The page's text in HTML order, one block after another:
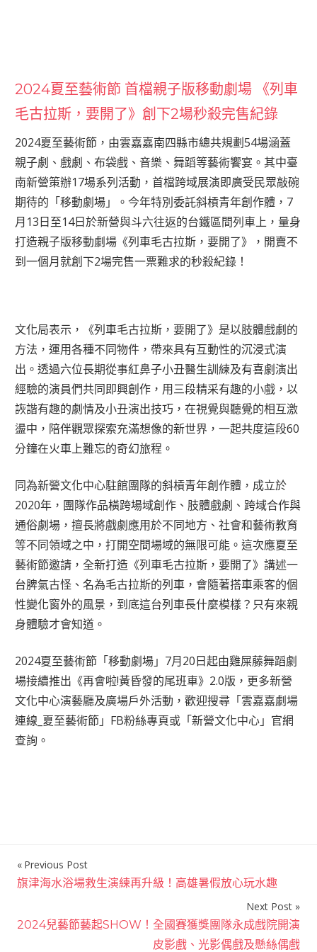
2024夏至藝術節 首檔親子版移動劇場 《列車
毛古拉斯，要開了》創下2場秒殺完售紀錄
2024夏至藝術節，由雲嘉嘉南四縣市總共規劃54場涵蓋
親子劇、戲劇、布袋戲、音樂、舞蹈等藝術饗宴。其中臺
南新營策辦17場系列活動，首檔跨域展演即廣受民眾敲碗
期待的「移動劇場」。今年特別委託斜槓青年創作體，7
月13日至14日於新營與斗六往返的台鐵區間列車上，量身
打造親子版移動劇場《列車毛古拉斯，要開了》，開賣不
到一個月就創下2場完售一票難求的秒殺紀錄！
文化局表示，《列車毛古拉斯，要開了》是以肢體戲劇的
方法，運用各種不同物件，帶來具有互動性的沉浸式演
出。透過六位長期從事紅鼻子小丑醫生訓練及有喜劇演出
經驗的演員們共同即興創作，用三段精采有趣的小戲，以
詼諧有趣的劇情及小丑演出技巧，在視覺與聽覺的相互激
盪中，陪伴觀眾探索充滿想像的新世界，一起共度這段60
分鐘在火車上難忘的奇幻旅程。
同為新營文化中心駐館團隊的斜槓青年創作體，成立於
2020年，團隊作品橫跨場域創作、肢體戲劇、跨域合作與
通俗劇場，擅長將戲劇應用於不同地方、社會和藝術教育
等不同領域之中，打開空間場域的無限可能。這次應夏至
藝術節邀請，全新打造《列車毛古拉斯，要開了》講述一
台脾氣古怪、名為毛古拉斯的列車，會隨著搭車乘客的個
性變化窗外的風景，到底這台列車長什麼模樣？只有來親
身體驗才會知道。
2024夏至藝術節「移動劇場」7月20日起由雞屎藤舞蹈劇
場接續推出《再會啦!黃昏發的尾班車》2.0版，更多新營
文化中心演藝廳及廣場戶外活動，歡迎搜尋「雲嘉嘉劇場
連線_夏至藝術節」FB粉絲專頁或「新營文化中心」官網
查詢。
文
章
導
Previous Post
旗津海水浴場救生演練再升級！高雄暑假放心玩水趣
Next Post
2024兒藝節藝起SHOW！全國賽獲獎團隊永成戲院開演
皮影戲、光影偶戲及懸絲偶戲